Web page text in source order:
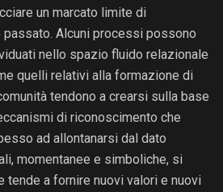
un marcato limite di
Alcuni processi possono
nello spazio fluido relazionale
quelli relativi alla formazione di
tendono a crearsi sulla base
di riconoscimento che
ad allontanarsi dal dato
momentanee e simboliche, si
tende a fornire nuovi valori e nuovi